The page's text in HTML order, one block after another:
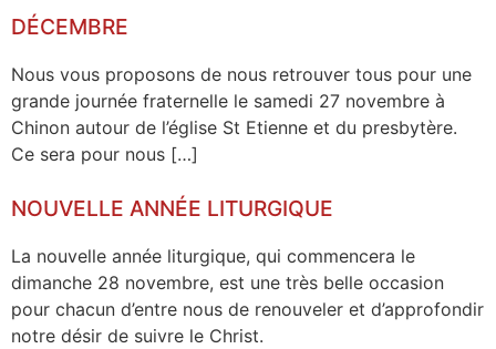
DÉCEMBRE
Nous vous proposons de nous retrouver tous pour une
grande journée fraternelle le samedi 27 novembre à
Chinon autour de l’église St Etienne et du presbytère.
Ce sera pour nous […]
NOUVELLE ANNÉE LITURGIQUE
La nouvelle année liturgique, qui commencera le
dimanche 28 novembre, est une très belle occasion
pour chacun d’entre nous de renouveler et d’approfondir
notre désir de suivre le Christ.